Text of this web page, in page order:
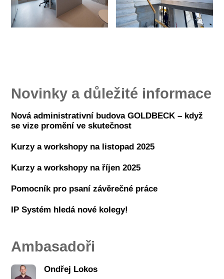
Novinky a důležité informace
Nová administrativní budova GOLDBECK – když
se vize promění ve skutečnost
Kurzy a workshopy na listopad 2025
Kurzy a workshopy na říjen 2025
Pomocník pro psaní závěrečné práce
IP Systém hledá nové kolegy!
Ambasadoři
Ondřej Lokos